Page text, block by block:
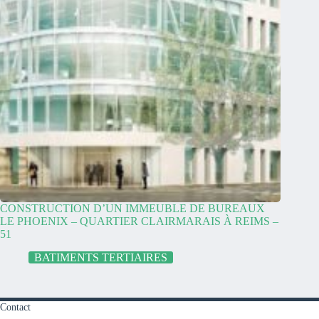
CONSTRUCTION D’UN IMMEUBLE DE BUREAUX
LE PHOENIX – QUARTIER CLAIRMARAIS À REIMS –
51
BATIMENTS TERTIAIRES
Contact